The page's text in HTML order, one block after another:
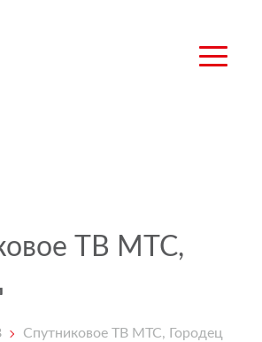
ТВ МТС,
Спутниковое ТВ МТС, Городец